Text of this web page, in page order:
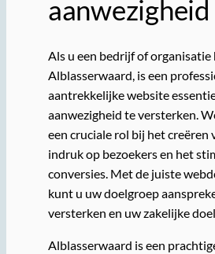
aanwezigheid
Als u een bedrijf of organisatie
Alblasserwaard, is een
aantrekkelijke website
aanwezigheid te versterken.
een cruciale rol bij het creëren
indruk op bezoekers en het
conversies. Met de juiste
kunt u uw doelgroep
versterken en uw zakelijke
Alblasserwaard is een